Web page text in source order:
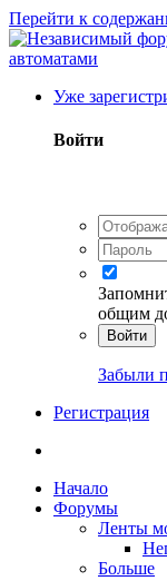
Перейти к
Уже
Войти
общим
Войти
Забыли
Регистрация
Начало
Форумы
Ленты
Больше